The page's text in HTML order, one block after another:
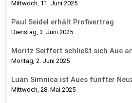
Mittwoch, 11. Juni 2025
Paul Seidel erhält Profivertrag
Dienstag, 3. Juni 2025
Moritz Seiffert schließt sich Aue
Montag, 2. Juni 2025
Luan Simnica ist Aues fünfter
Mittwoch, 28. Mai 2025